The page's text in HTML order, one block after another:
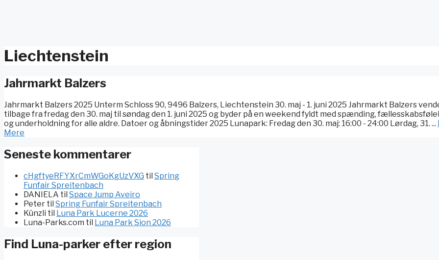
Liechtenstein
Jahrmarkt Balzers
Jahrmarkt Balzers 2025 Unterm Schloss 90, 9496 Balzers, Liechtenstein 30. maj - 1. juni 2025 Jahrmarkt Balzers
tilbage fra fredag den 30. maj til søndag den 1. juni 2025 og byder på en weekend fyldt med spænding,
og underholdning for alle aldre. Datoer og åbningstider 2025 Lunapark: Fredag den 30. maj: 16:00 - 24:00 Lørdag, 31. ...
Mere
Seneste kommentarer
cHgftyeRFYXrCmWGoKgUzVXG til Spring
Funfair Spreitenbach
DANIELA til Space Jump Aveiro
Peter til Spring Funfair Spreitenbach
Künzli til Luna Park Lucerne 2026
Luna-Parks.com til Luna Park Sion 2026
Find Luna-parker efter region